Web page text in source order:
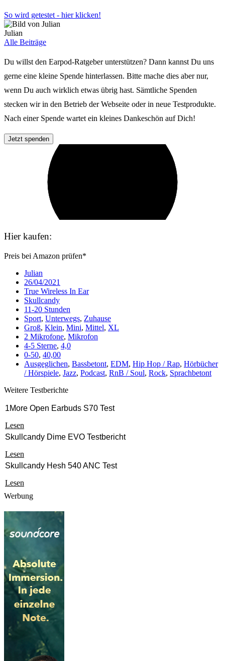
So wird getestet - hier klicken!
Julian
Alle Beiträge
Du willst den Earpod-Ratgeber unterstützen? Dann kannst Du uns
gerne eine kleine Spende hinterlassen. Bitte mache dies aber nur,
wenn Du auch wirklich etwas übrig hast. Sämtliche Spenden
stecken wir in den Betrieb der Webseite oder in neue Testprodukte.
Nach einer Spende wartet ein kleines Dankeschön auf Dich!
Jetzt spenden
Hier kaufen:
Preis bei Amazon prüfen*
Julian
26/04/2021
True Wireless In Ear
Skullcandy
11-20 Stunden
Sport, Unterwegs, Zuhause
Groß, Klein, Mini, Mittel, XL
2 Mikrofone, Mikrofon
4-5 Sterne, 4,0
0-50, 40,00
Ausgeglichen, Bassbetont, EDM, Hip Hop / Rap, Hörbücher
/ Hörspiele, Jazz, Podcast, RnB / Soul, Rock, Sprachbetont
Weitere Testberichte
1More Open Earbuds S70 Test
Lesen
Skullcandy Dime EVO Testbericht
Lesen
Skullcandy Hesh 540 ANC Test
Lesen
Werbung